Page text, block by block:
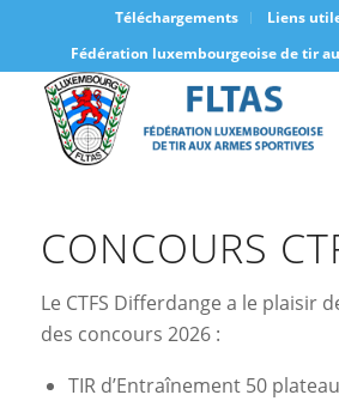
Téléchargements Liens
Fédération luxembourgeoise de tir
CONCOURS
Le CTFS Differdange a le plaisir
des concours 2026 :
TIR d’Entraînement 50